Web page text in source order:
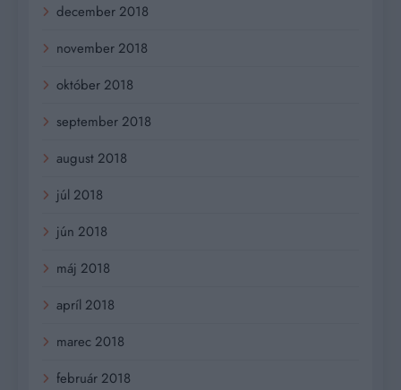
december 2018
november 2018
október 2018
september 2018
august 2018
júl 2018
jún 2018
máj 2018
apríl 2018
marec 2018
február 2018